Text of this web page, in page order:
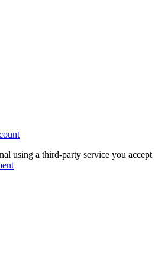
using a third-party service you accept